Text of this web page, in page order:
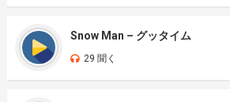
Snow Man – グッタイム
29 聞く